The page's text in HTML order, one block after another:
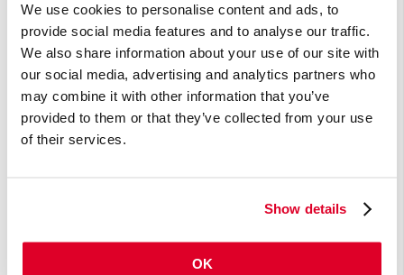
We use cookies to personalise content and ads, to
provide social media features and to analyse our traffic.
We also share information about your use of our site with
our social media, advertising and analytics partners who
may combine it with other information that you’ve
provided to them or that they’ve collected from your use
of their services.
Show details
OK
forel, garnaal, krab, die zich voeden met deze microalg.
Astaxanthinebehoort tot de krachtigste en veelzijdigste
antioxidanten die de natuur te bieden heeft.
Dubbele bescherming van celmembranen
In de cellen wordt astaxanthineingebouwd in celmembranen
en mitochondriale membranen, waarastaxanthinede
aanwezige lipiden en andere gevoelige structuren effectief
binnenkant als de buitenkant van het celmembraan. Andere
astaxanthinevrije radicalen diein de membraanontstaannaar
de polaire (waterige) zijde van de cel